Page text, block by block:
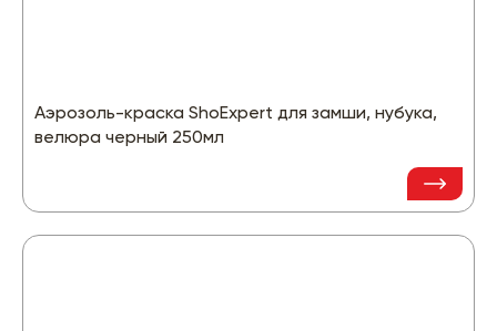
Аэрозоль-краска ShoExpert для замши, нубука,
велюра черный 250мл